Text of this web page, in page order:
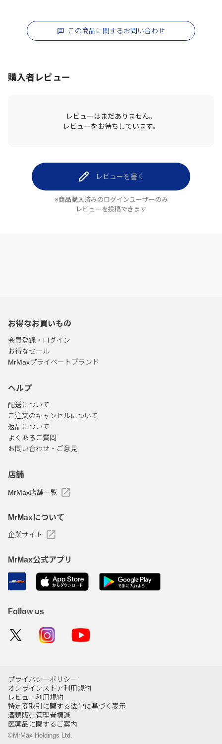
この商品に関するお問い合わせ
購入者レビュー
レビューはまだありません。
レビューをお待ちしています。
レビューを書く
※商品購入済みのログインユーザーのみ
レビューを投稿できます
お得なお買いもの
会員登録・ログイン
お得なセール
MrMaxプライベートブランド
ヘルプ
配送について
ご注文のキャンセルについて
返品について
よくあるご質問
お問い合わせ・ご意見
店舗
MrMax店舗一覧
MrMaxについて
企業サイト
MrMax公式アプリ
Follow us
プライバシーポリシー
オンラインストア利用規約
レビュー利用規約
特定商取引に関する法律に基づく表示
酒類販売管理者標識
医薬品に関するご案内
©MrMax Holdings Ltd.